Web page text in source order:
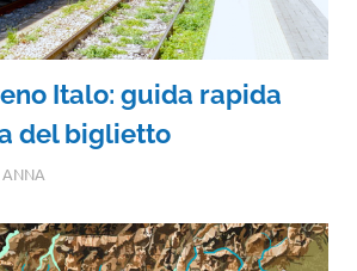
Italo: guida rapida
del biglietto
ANNA